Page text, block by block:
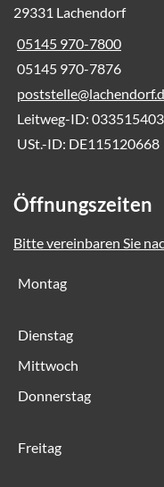
29331 Lachendorf
05145 970-7800
05145 970-7876
Leitweg-ID:
USt.-ID: DE115120668
Öffnungszeiten
Bitte vereinbaren Sie
Montag
Dienstag
Mittwoch
Donnerstag
Freitag